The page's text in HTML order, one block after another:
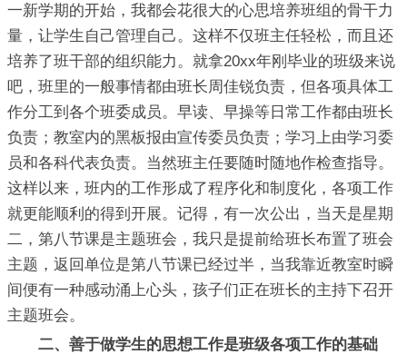
一新学期的开始，我都会花很大的心思培养班组的骨干力
量，让学生自己管理自己。这样不仅班主任轻松，而且还
培养了班干部的组织能力。就拿20xx年刚毕业的班级来说
吧，班里的一般事情都由班长周佳锐负责，但各项具体工
作分工到各个班委成员。早读、早操等日常工作都由班长
负责；教室内的黑板报由宣传委员负责；学习上由学习委
员和各科代表负责。当然班主任要随时随地作检查指导。
这样以来，班内的工作形成了程序化和制度化，各项工作
就更能顺利的得到开展。记得，有一次公出，当天是星期
二，第八节课是主题班会，我只是提前给班长布置了班会
主题，返回单位是第八节课已经过半，当我靠近教室时瞬
间便有一种感动涌上心头，孩子们正在班长的主持下召开
主题班会。
二、善于做学生的思想工作是班级各项工作的基础